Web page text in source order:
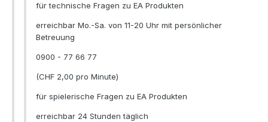
für technische Fragen zu EA Produkten
erreichbar Mo.-Sa. von 11-20 Uhr mit persönlicher
Betreuung
0900 - 77 66 77
(CHF 2,00 pro Minute)
für spielerische Fragen zu EA Produkten
erreichbar 24 Stunden täglich